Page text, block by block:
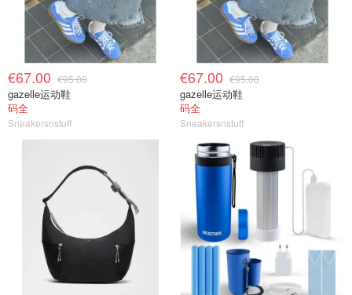
€67.00 €95.00
gazelle运动鞋
码全
Sneakersnstuff
€67.00 €95.00
gazelle运动鞋
码全
Sneakersnstuff